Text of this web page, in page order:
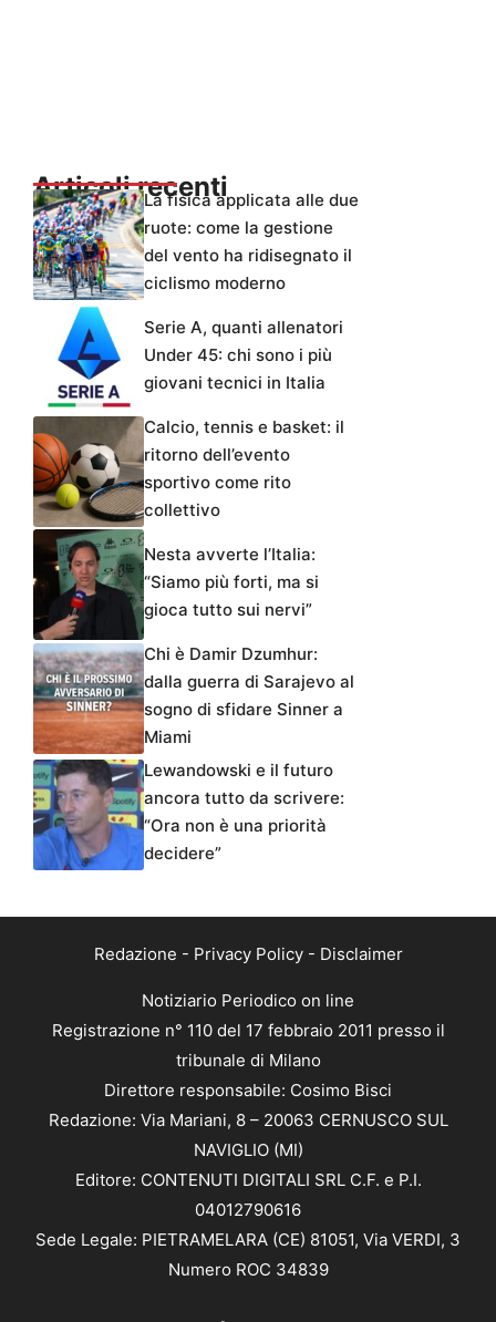
Articoli recentiLa fisica applicata alle due
ruote: come la gestione
del vento ha ridisegnato il
ciclismo moderno
Serie A, quanti allenatori
Under 45: chi sono i più
giovani tecnici in Italia
Calcio, tennis e basket: il
ritorno dell’evento
sportivo come rito
collettivo
Nesta avverte l’Italia:
“Siamo più forti, ma si
gioca tutto sui nervi”
Chi è Damir Dzumhur:
dalla guerra di Sarajevo al
sogno di sfidare Sinner a
Miami
Lewandowski e il futuro
ancora tutto da scrivere:
“Ora non è una priorità
decidere”
Redazione - Privacy Policy- Disclaimer
Notiziario Periodico on line
Registrazione n° 110 del 17 febbraio 2011 presso il
tribunale di Milano
Direttore responsabile: Cosimo Bisci
Redazione: Via Mariani, 8 – 20063 CERNUSCO SUL
NAVIGLIO (MI)
Editore: CONTENUTI DIGITALI SRL C.F. e P.I.
04012790616
Sede Legale: PIETRAMELARA (CE) 81051, Via VERDI, 3
Numero ROC 34839